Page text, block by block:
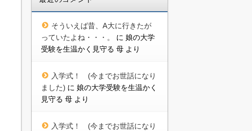
そういえば昔、A大に行きたが
っていたよね・・・。
に 娘の大学
受験を生温かく見守る 母 より
入学式！ (今までお世話になり
ました) に 娘の大学受験を生温かく
見守る 母 より
入学式！ (今までお世話になり